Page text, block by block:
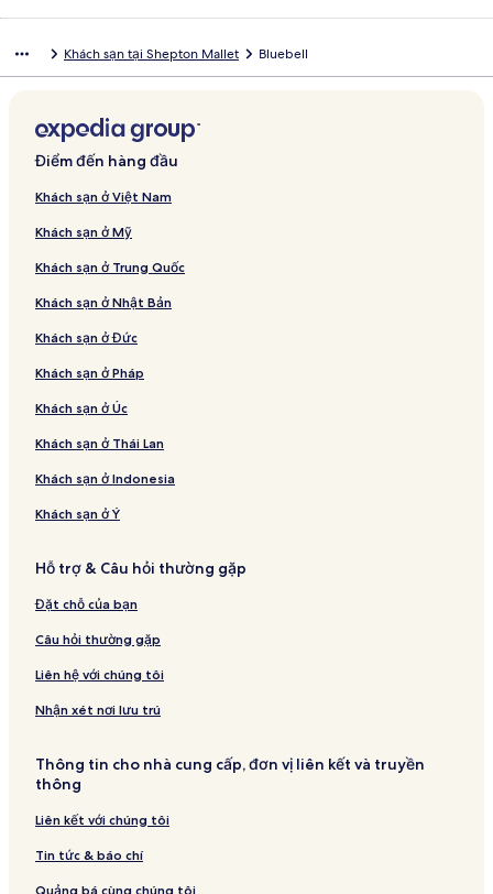
Khách sạn tại Shepton Mallet Bluebell
Điểm đến hàng đầu
Khách sạn ở Việt Nam
Khách sạn ở Mỹ
Khách sạn ở Trung Quốc
Khách sạn ở Nhật Bản
Khách sạn ở Đức
Khách sạn ở Pháp
Khách sạn ở Úc
Khách sạn ở Thái Lan
Khách sạn ở Indonesia
Khách sạn ở Ý
Hỗ trợ & Câu hỏi thường gặp
Đặt chỗ của bạn
Câu hỏi thường gặp
Liên hệ với chúng tôi
Nhận xét nơi lưu trú
Thông tin cho nhà cung cấp, đơn vị liên kết và truyền
thông
Liên kết với chúng tôi
Tin tức & báo chí
Quảng bá cùng chúng tôi